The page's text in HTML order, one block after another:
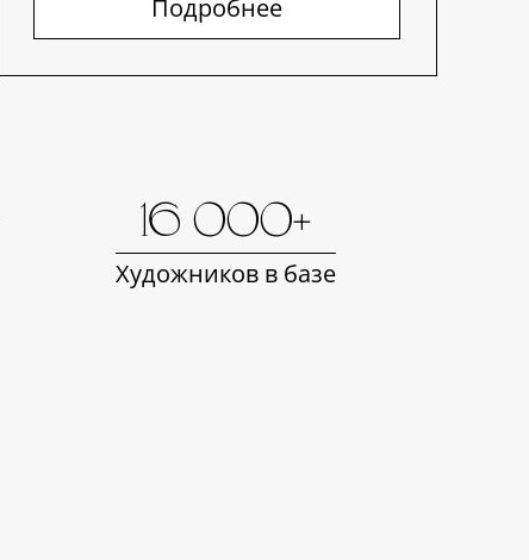
Подробнее
16 000+
Художников в базе